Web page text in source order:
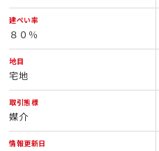
建ぺい率
８０％
地目
宅地
取引態様
媒介
情報更新日